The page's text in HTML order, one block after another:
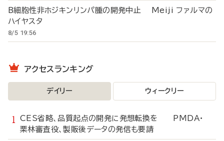
B細胞性非ホジキンリンパ腫の開発中止 Meiji ファルマの
ハイヤスタ
8/5 19:56
アクセスランキング
デイリー ウィークリー
CES省略、品質起点の開発に発想転換を PMDA・
栗林審査役、製販後データの発信も要請